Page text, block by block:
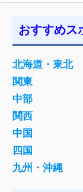
おすすめス
北海道・東北
関東
中部
関西
中国
四国
九州・沖縄